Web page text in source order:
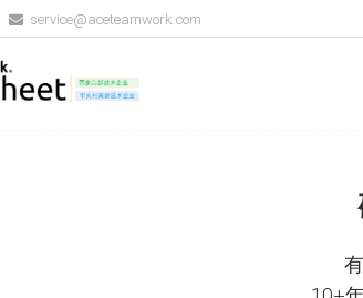
service@aceteamwork.com